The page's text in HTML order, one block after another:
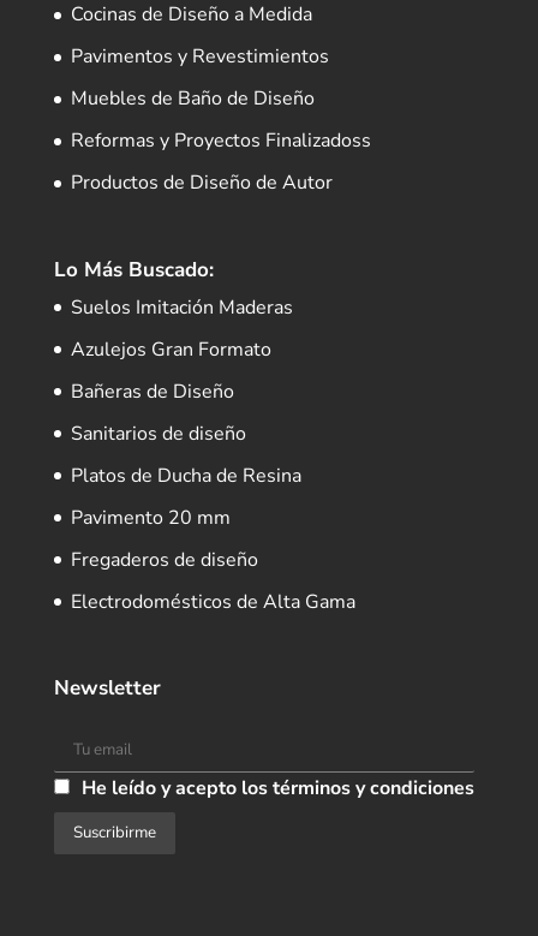
Cocinas de Diseño a Medida
Pavimentos y Revestimientos
Muebles de Baño de Diseño
Reformas y Proyectos Finalizadoss
Productos de Diseño de Autor
Lo Más Buscado:
Suelos Imitación Maderas
Azulejos Gran Formato
Bañeras de Diseño
Sanitarios de diseño
Platos de Ducha de Resina
Pavimento 20 mm
Fregaderos de diseño
Electrodomésticos de Alta Gama
Newsletter
He leído y acepto los términos y condiciones